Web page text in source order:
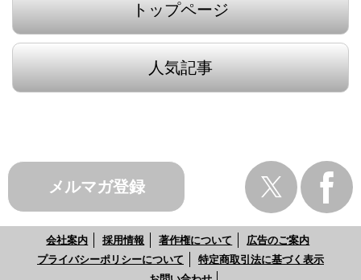
トップページ
人気記事
メルマガ登録
会社案内 採用情報 著作権について
広告のご案内
プライバシーポリシーについて
特定商取引法に基づく表示